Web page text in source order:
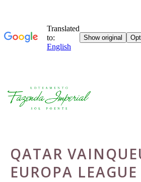
Skip
QATAR
EUROPA